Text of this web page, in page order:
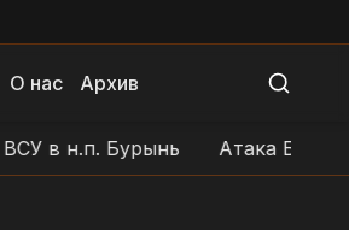
О нас Архив
Бурынь Атака БЛА на